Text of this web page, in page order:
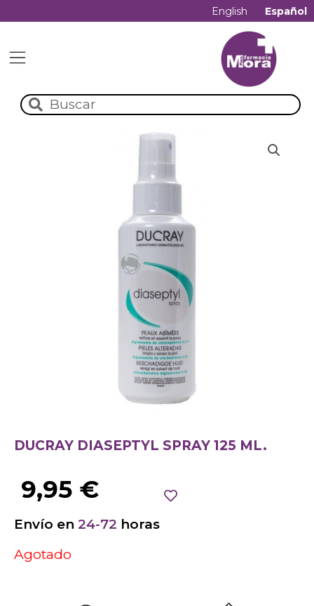
English Español
DUCRAY DIASEPTYL SPRAY 125 ML.
9,95 €
Envío en 24-72 horas
Agotado